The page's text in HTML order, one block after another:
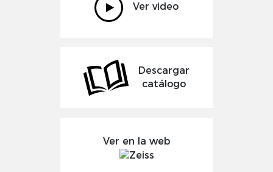
Ver video
Descargar
catálogo
Ver en la web